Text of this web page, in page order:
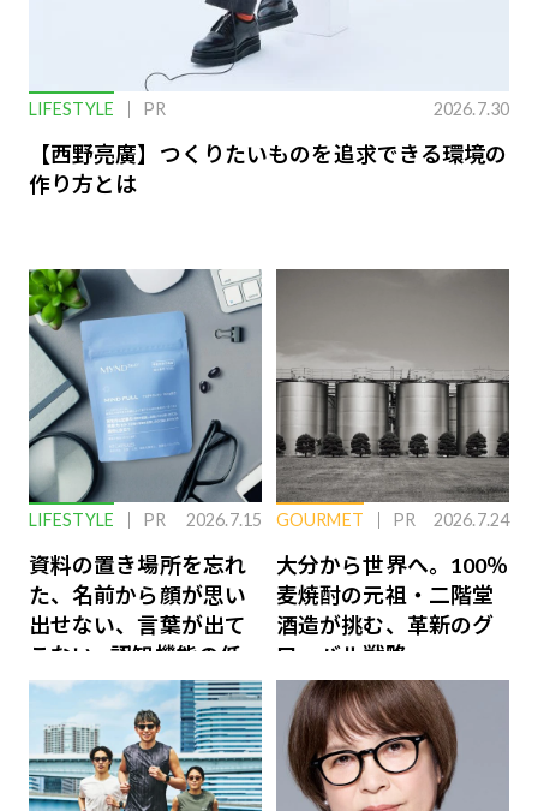
LIFESTYLE PR 2026.7.30
【西野亮廣】つくりたいものを追求できる環境の
作り方とは
LIFESTYLE PR 2026.7.15
資料の置き場所を忘れ
た、名前から顔が思い
出せない、言葉が出て
こない…認知機能の低
下を救う、脳のインナ
ーケアとは
GOURMET PR 2026.7.24
大分から世界へ。100％
麦焼酎の元祖・二階堂
酒造が挑む、革新のグ
ローバル戦略